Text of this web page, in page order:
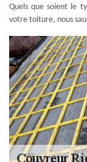
Quels que soient le
votre toiture, nous